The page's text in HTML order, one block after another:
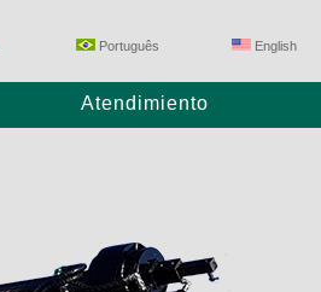
Português English
Atendimiento